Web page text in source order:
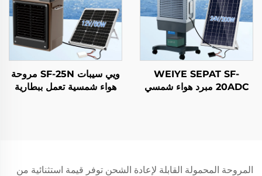
WEIYE SEPAT SF-
20ADC مبرد هواء شمسي
ويي سيبات SF-25N مروحة
هواء شمسية تعمل ببطارية
المروحة المحمولة القابلة لإعادة الشحن توفر قيمة استثنائية من